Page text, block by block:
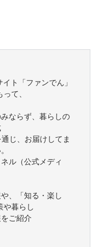
ト「ファンでん」
て、
ならず、暮らしの
じ、お届けしてま
ル（公式メディ
、「知る・楽し
や暮らし
ご紹介